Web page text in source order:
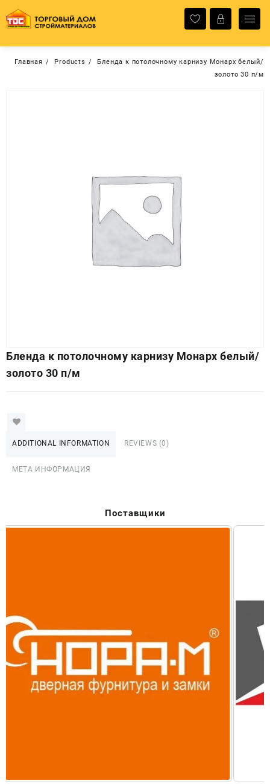
содержимому
Главная Products
Бленда к потолочному карнизу Монарх белый/
золото 30 п/м
Бленда к потолочному карнизу Монарх белый/
золото 30 п/м
ADDITIONAL INFORMATION REVIEWS (0)
МЕТА ИНФОРМАЦИЯ
Поставщики